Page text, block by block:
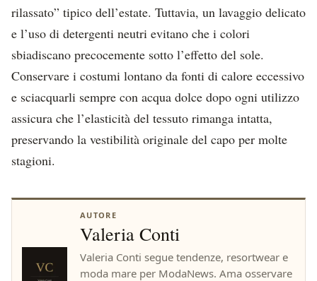
rilassato” tipico dell’estate. Tuttavia, un lavaggio delicato
e l’uso di detergenti neutri evitano che i colori
sbiadiscano precocemente sotto l’effetto del sole.
Conservare i costumi lontano da fonti di calore eccessivo
e sciacquarli sempre con acqua dolce dopo ogni utilizzo
assicura che l’elasticità del tessuto rimanga intatta,
preservando la vestibilità originale del capo per molte
stagioni.
AUTORE
Valeria Conti
Valeria Conti segue tendenze, resortwear e
moda mare per ModaNews. Ama osservare